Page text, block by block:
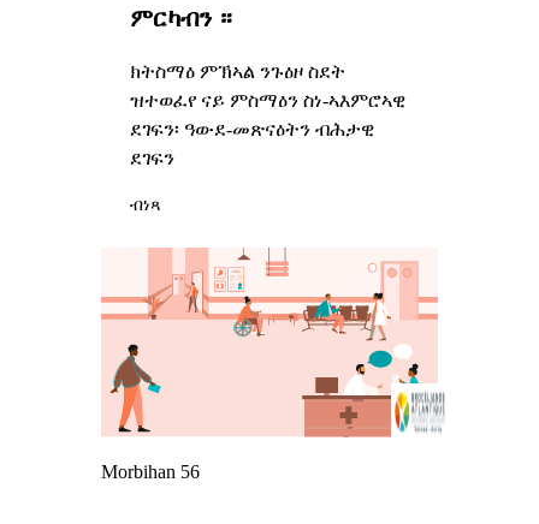
ምርካብን ።
ክትስማዕ ምኽኣል ንጉዕዞ ስደት
ዝተወፈየ ናይ ምስማዕን ስነ-ኣእምሮኣዊ
ደገፍን፡ ዓውደ-መጽናዕትን ብሕታዊ
ደገፍን
ብነጻ
Morbihan 56